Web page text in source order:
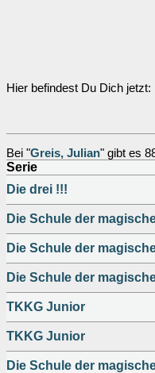
Hier befindest Du Dich jetzt:
Bei "Greis, Julian" gibt es
Serie
Die drei !!!
Die Schule der
Die Schule der
Die Schule der
TKKG Junior
TKKG Junior
Die Schule der